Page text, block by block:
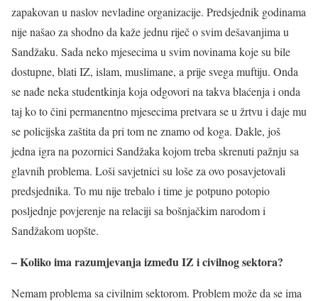
zapakovan u naslov nevladine organizacije. Predsjednik godinama
nije našao za shodno da kaže jednu riječ o svim dešavanjima u
Sandžaku. Sada neko mjesecima u svim novinama koje su bile
dostupne, blati IZ, islam, muslimane, a prije svega muftiju. Onda
se nađe neka studentkinja koja odgovori na takva blaćenja i onda
taj ko to čini permanentno mjesecima pretvara se u žrtvu i daje mu
se policijska zaštita da pri tom ne znamo od koga. Dakle, još
jedna igra na pozornici Sandžaka kojom treba skrenuti pažnju sa
glavnih problema. Loši savjetnici su loše za ovo posavjetovali
predsjednika. To mu nije trebalo i time je potpuno potopio
posljednje povjerenje na relaciji sa bošnjačkim narodom i
Sandžakom uopšte.
– Koliko ima razumjevanja između IZ i civilnog sektora?
Nemam problema sa civilnim sektorom. Problem može da se ima